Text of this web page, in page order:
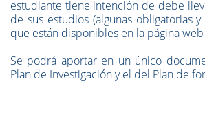
estudiante tiene intención de debe
de sus estudios (algunas obligatorias
que están disponibles en la página
Se podrá aportar en un único
Plan de Investigación y el del Plan de